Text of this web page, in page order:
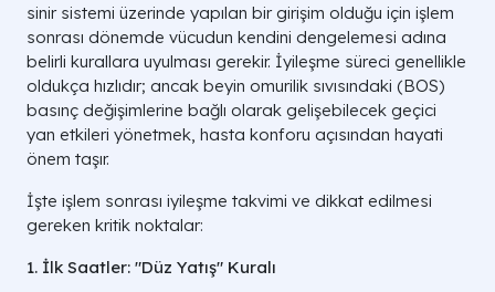
sinir sistemi üzerinde yapılan bir girişim olduğu için işlem
sonrası dönemde vücudun kendini dengelemesi adına
belirli kurallara uyulması gerekir. İyileşme süreci genellikle
oldukça hızlıdır; ancak beyin omurilik sıvısındaki (BOS)
basınç değişimlerine bağlı olarak gelişebilecek geçici
yan etkileri yönetmek, hasta konforu açısından hayati
önem taşır.
İşte işlem sonrası iyileşme takvimi ve dikkat edilmesi
gereken kritik noktalar:
1. İlk Saatler: "Düz Yatış" Kuralı